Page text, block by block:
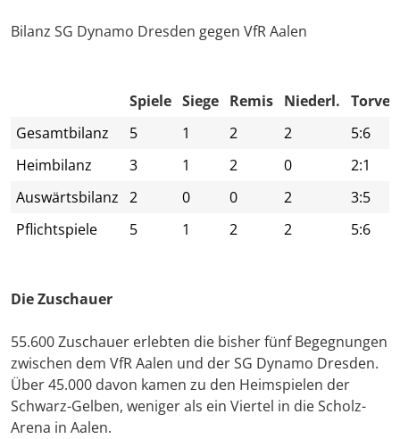
Bilanz SG Dynamo Dresden gegen VfR Aalen
Spiele Siege Remis Niederl.
Gesamtbilanz
5 1 2 2
5:6
Heimbilanz
3 1 2 0
2:1
Auswärtsbilanz 2 0 0 2
3:5
Pflichtspiele
5 1 2 2 5:6
Die Zuschauer
55.600 Zuschauer erlebten die bisher fünf Begegnungen
zwischen dem VfR Aalen und der SG Dynamo Dresden.
Über 45.000 davon kamen zu den Heimspielen der
Schwarz-Gelben, weniger als ein Viertel in die Scholz-
Arena in Aalen.